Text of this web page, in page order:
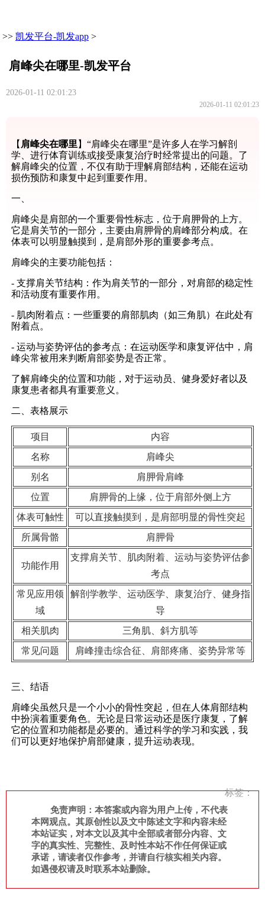
>> 凯发平台-凯发app >
肩峰尖在哪里-凯发平台
2026-01-11 02:01:23
2026-01-11 02:01:23
【 肩峰尖在哪里 】“肩峰尖在哪里”是许多人在学习解剖
学、进行体育训练或接受康复治疗时经常提出的问题。了
解肩峰尖的位置，不仅有助于理解肩部结构，还能在运动
损伤预防和康复中起到重要作用。
一、
肩峰尖是肩部的一个重要骨性标志，位于肩胛骨的上方。
它是肩关节的一部分，主要由肩胛骨的肩峰部分构成。在
体表可以明显触摸到，是肩部外形的重要参考点。
肩峰尖的主要功能包括：
- 支撑肩关节结构：作为肩关节的一部分，对肩部的稳定性
和活动度有重要作用。
- 肌肉附着点：一些重要的肩部肌肉（如三角肌）在此处有
附着点。
- 运动与姿势评估的参考点：在运动医学和康复评估中，肩
峰尖常被用来判断肩部姿势是否正常。
了解肩峰尖的位置和功能，对于运动员、健身爱好者以及
康复患者都具有重要意义。
二、表格展示
项目
内容
名称
肩峰尖
别名
肩胛骨肩峰
位置
肩胛骨的上缘，位于肩部外侧上方
体表可触性
可以直接触摸到，是肩部明显的骨性突起
所属骨骼
肩胛骨
功能作用
支撑肩关节、肌肉附着、运动与姿势评估参
考点
常见应用领
域
解剖学教学、运动医学、康复治疗、健身指
导
相关肌肉
三角肌、斜方肌等
常见问题
肩峰撞击综合征、肩部疼痛、姿势异常等
三、结语
肩峰尖虽然只是一个小小的骨性突起，但在人体肩部结构
中扮演着重要角色。无论是日常运动还是医疗康复，了解
它的位置和功能都是必要的。通过科学的学习和实践，我
们可以更好地保护肩部健康，提升运动表现。
标签：
免责声明：本答案或内容为用户上传，不代表
本网观点。其原创性以及文中陈述文字和内容未经
本站证实，对本文以及其中全部或者部分内容、文
字的真实性、完整性、及时性本站不作任何保证或
承诺，请读者仅作参考，并请自行核实相关内容。
如遇侵权请及时联系本站删除。